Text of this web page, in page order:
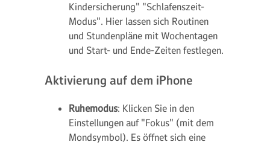
Kindersicherung" "Schlafenszeit-
Modus". Hier lassen sich Routinen
und Stundenpläne mit Wochentagen
und Start- und Ende-Zeiten festlegen.
Aktivierung auf dem iPhone
Ruhemodus: Klicken Sie in den
Einstellungen auf "Fokus" (mit dem
Mondsymbol). Es öffnet sich eine